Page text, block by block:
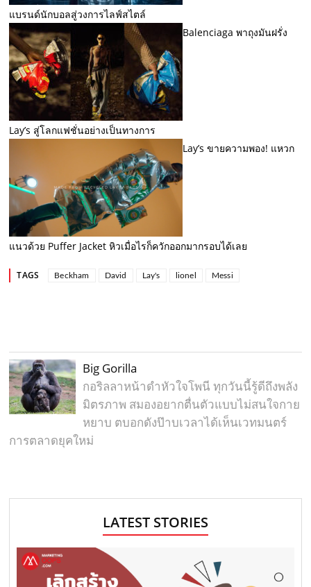
แบรนด์นักบอลสู่วงการไลฟ์สไตล์
Balenciaga พาถุงมันฝรั่ง
Lay’s สู่โลกแฟชั่นอย่างเป็นทางการ
Lay’s ขายความพอง! แหวก
แนวด้วย Puffer Jacket หิวเมื่อไรก็ควักออกมากรอบได้เลย
TAGS Beckham David Lay's lionel Messi
Big Gorilla
กอริลลาหน้าดำหัวใจโพนี ทุกวันนี้รู้ดีถึงพลัง
มิตรภาพ สมองอยากตื่นตัวแบบไม่สนใจกาย
หยาบ ตบอกดังป๊าบเวลาได้เห็นเวทมนตร์
การตลาดยุคใหม่
LATEST STORIES